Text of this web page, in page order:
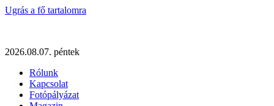
Ugrás a fő tartalomra
2026.08.07. péntek
Rólunk
Kapcsolat
Fotópályázat